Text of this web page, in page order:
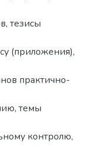
тезисы
(приложения),
практично-
темы
контролю,